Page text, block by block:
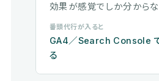
効果が感覚でしか分から
番頭代行が入ると
GA4／Search Console
る